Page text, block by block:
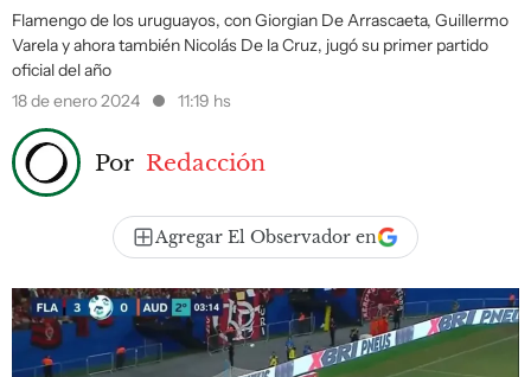
Flamengo de los uruguayos, con Giorgian De Arrascaeta, Guillermo
Varela y ahora también Nicolás De la Cruz, jugó su primer partido
oficial del año
18 de enero 2024
11:19 hs
Por Redacción
Agregar El Observador en